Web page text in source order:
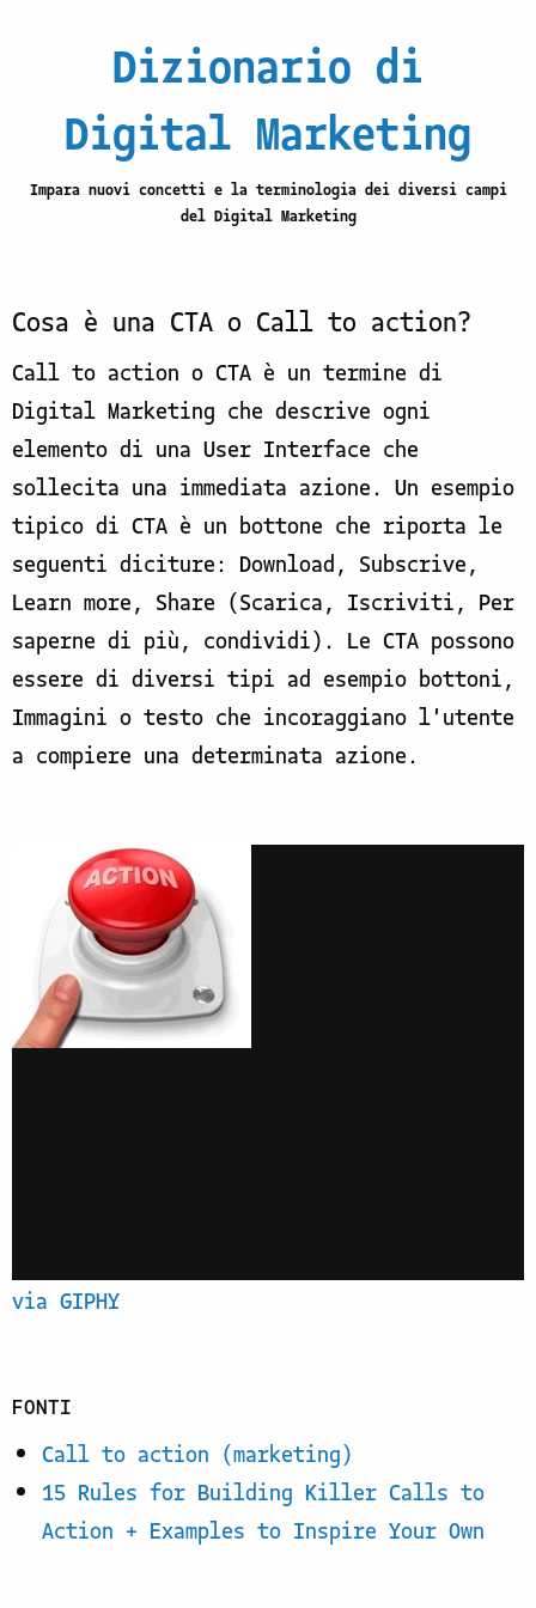
Dizionario di
Digital Marketing
Impara nuovi concetti e la terminologia dei diversi campi
del Digital Marketing
Cosa è una CTA o Call to action?
Call to action o CTA è un termine di
Digital Marketing che descrive ogni
elemento di una User Interface che
sollecita una immediata azione. Un esempio
tipico di CTA è un bottone che riporta le
seguenti diciture: Download, Subscrive,
Learn more, Share (Scarica, Iscriviti, Per
saperne di più, condividi). Le CTA possono
essere di diversi tipi ad esempio bottoni,
Immagini o testo che incoraggiano l'utente
a compiere una determinata azione.
via GIPHY
FONTI
Call to action (marketing)
15 Rules for Building Killer Calls to
Action + Examples to Inspire Your Own